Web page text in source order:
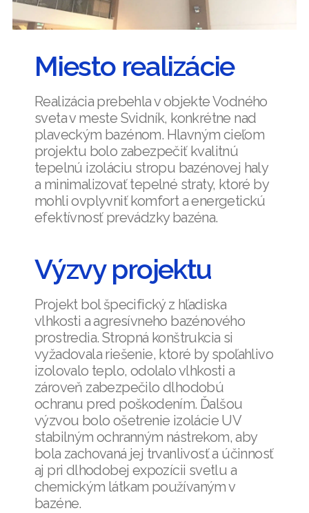
Miesto realizácie
Realizácia prebehla v objekte Vodného
sveta v meste Svidník, konkrétne nad
plaveckým bazénom. Hlavným cieľom
projektu bolo zabezpečiť kvalitnú
tepelnú izoláciu stropu bazénovej haly
a minimalizovať tepelné straty, ktoré by
mohli ovplyvniť komfort a energetickú
efektívnosť prevádzky bazéna.
Výzvy projektu
Projekt bol špecifický z hľadiska
vlhkosti a agresívneho bazénového
prostredia. Stropná konštrukcia si
vyžadovala riešenie, ktoré by spoľahlivo
izolovalo teplo, odolalo vlhkosti a
zároveň zabezpečilo dlhodobú
ochranu pred poškodením. Ďalšou
výzvou bolo ošetrenie izolácie UV
stabilným ochranným nástrekom, aby
bola zachovaná jej trvanlivosť a účinnosť
aj pri dlhodobej expozícii svetlu a
chemickým látkam používaným v
bazéne.